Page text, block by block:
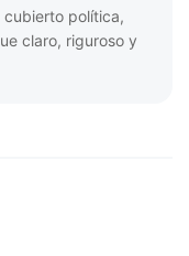
cubierto política,
claro, riguroso y